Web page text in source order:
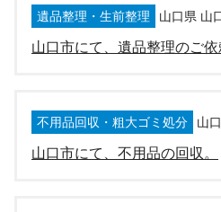
遺品整理・生前整理 山口県 山
山口市にて、遺品整理のご依
不用品回収・粗大ゴミ処分 山
山口市にて、不用品の回収。